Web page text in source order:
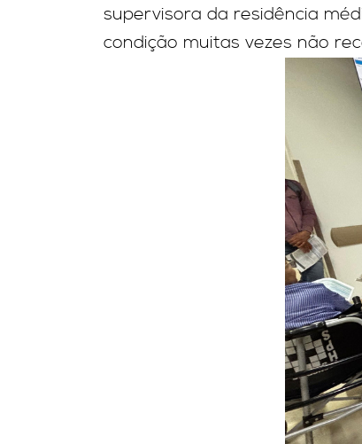
supervisora da residência
condição muitas vezes não